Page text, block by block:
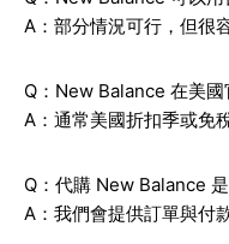
A：部分情況可行，但很
Q：New Balance 在美國
A：通常美國折扣季或免
Q：代購 New Balance
A：我們會提供訂單與付